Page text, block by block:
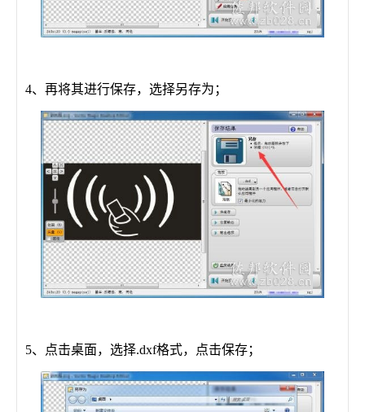
4、再将其进行保存，选择另存为；
5、点击桌面，选择.dxf格式，点击保存；